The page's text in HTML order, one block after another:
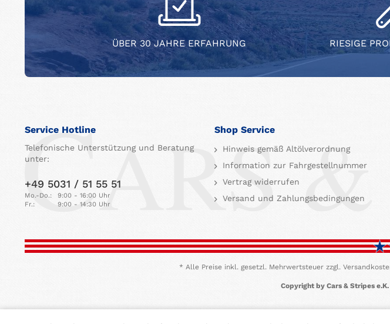
ÜBER 30 JAHRE ERFAHRUNG RIESIGE
Service Hotline
Telefonische Unterstützung und Beratung
unter:
+49 5031 / 51 55 51
Mo.-Do.:
9:00 - 16:00 Uhr
Fr.:
9:00 - 14:30 Uhr
Shop Service
Hinweis gemäß Altölverordnung
Information zur Fahrgestellnummer
Vertrag widerrufen
Versand und Zahlungsbedingungen
* Alle Preise inkl. gesetzl. Mehrwertsteuer zzgl.
Copyright by Cars & Stripes e.K.